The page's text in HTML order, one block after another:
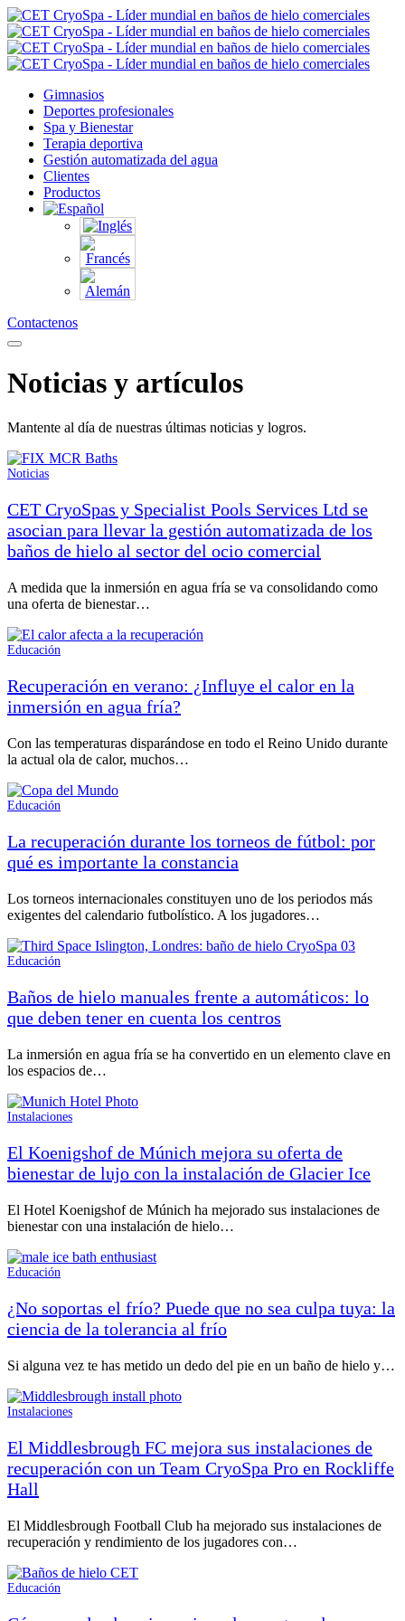
Gimnasios
Deportes profesionales
Spa y Bienestar
Terapia deportiva
Gestión automatizada del agua
Clientes
Productos
Contactenos
Noticias y artículos
Mantente al día de nuestras últimas noticias y logros.
Noticias
CET CryoSpas y Specialist Pools Services Ltd se
asocian para llevar la gestión automatizada de los
baños de hielo al sector del ocio comercial
A medida que la inmersión en agua fría se va consolidando como
una oferta de bienestar…
Educación
Recuperación en verano: ¿Influye el calor en la
inmersión en agua fría?
Con las temperaturas disparándose en todo el Reino Unido durante
la actual ola de calor, muchos…
Educación
La recuperación durante los torneos de fútbol: por
qué es importante la constancia
Los torneos internacionales constituyen uno de los periodos más
exigentes del calendario futbolístico. A los jugadores…
Educación
Baños de hielo manuales frente a automáticos: lo
que deben tener en cuenta los centros
La inmersión en agua fría se ha convertido en un elemento clave en
los espacios de…
Instalaciones
El Koenigshof de Múnich mejora su oferta de
bienestar de lujo con la instalación de Glacier Ice
El Hotel Koenigshof de Múnich ha mejorado sus instalaciones de
bienestar con una instalación de hielo…
Educación
¿No soportas el frío? Puede que no sea culpa tuya: la
ciencia de la tolerancia al frío
Si alguna vez te has metido un dedo del pie en un baño de hielo y…
Instalaciones
El Middlesbrough FC mejora sus instalaciones de
recuperación con un Team CryoSpa Pro en Rockliffe
Hall
El Middlesbrough Football Club ha mejorado sus instalaciones de
recuperación y rendimiento de los jugadores con…
Educación